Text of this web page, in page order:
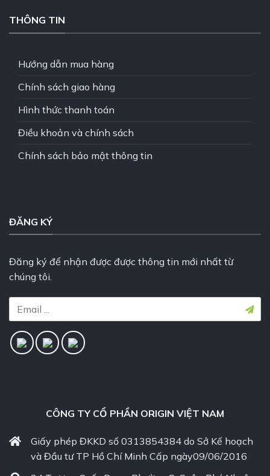
THÔNG TIN
Hướng dẫn mua hàng
Chính sách giao hàng
Hình thức thanh toán
Điều khoản và chính sách
Chính sách bảo mật thông tin
ĐĂNG KÝ
Đăng ký để nhận được được thông tin mới nhất từ
chúng tôi.
CÔNG TY CỔ PHẦN ORIGIN VIỆT NAM
Giấy phép ĐKKD số 0313854384 do Sở Kế hoạch
và Đầu tư TP Hồ Chí Minh Cấp ngày09/06/2016